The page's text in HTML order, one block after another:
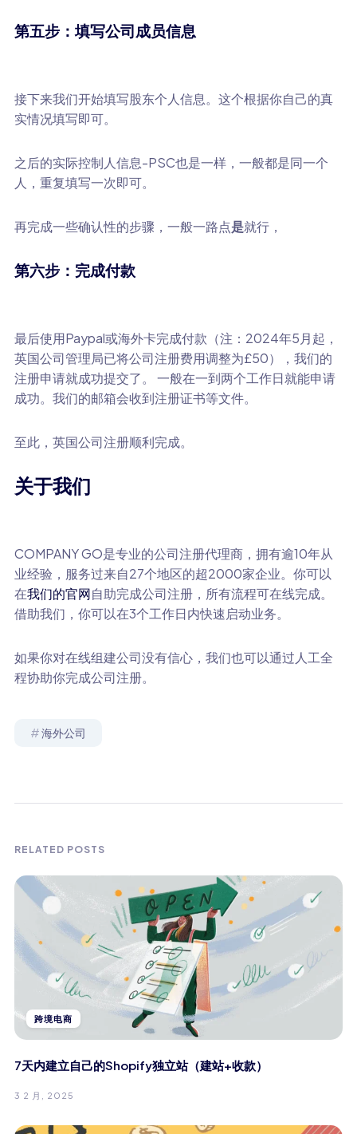
第五步：填写公司成员信息
接下来我们开始填写股东个人信息。这个根据你自己的真
实情况填写即可。
之后的实际控制人信息-PSC也是一样，一般都是同一个
人，重复填写一次即可。
再完成一些确认性的步骤，一般一路点是就行，
第六步：完成付款
最后使用Paypal或海外卡完成付款（注：2024年5月起，
英国公司管理局已将公司注册费用调整为£50），我们的
注册申请就成功提交了。 一般在一到两个工作日就能申请
成功。我们的邮箱会收到注册证书等文件。
至此，英国公司注册顺利完成。
关于我们
COMPANY GO是专业的公司注册代理商，拥有逾10年从
业经验，服务过来自27个地区的超2000家企业。你可以
在我们的官网自助完成公司注册，所有流程可在线完成。
借助我们，你可以在3个工作日内快速启动业务。
如果你对在线组建公司没有信心，我们也可以通过人工全
程协助你完成公司注册。
海外公司
RELATED POSTS
跨境电商
7天内建立自己的Shopify独立站（建站+收款）
3 2 月, 2025